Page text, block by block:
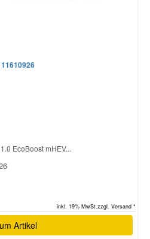
EcoBoost mHEV...
inkl. 19% MwSt.zzgl. Versand *
Artikel